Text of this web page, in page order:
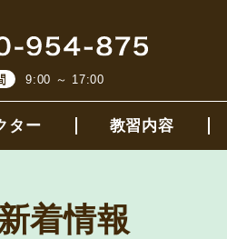
9:00 ～ 17:00
ター 教習内容
新着情報